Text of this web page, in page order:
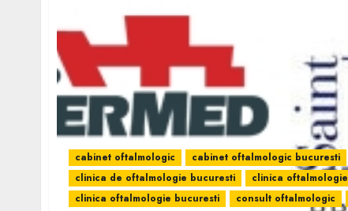
cabinet oftalmologic cabinet oftalmologic bucuresti
clinica de oftalmologie bucuresti
clinica oftalmologie
clinica oftalmologie bucuresti
consult oftalmologic